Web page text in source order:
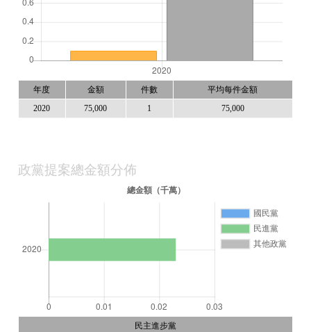
年度 金額 件數 平均每件金額
2020 75,000 1 75,000
政黨提案總金額分佈
民主進步黨